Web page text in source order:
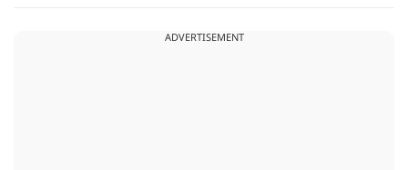
ADVERTISEMENT